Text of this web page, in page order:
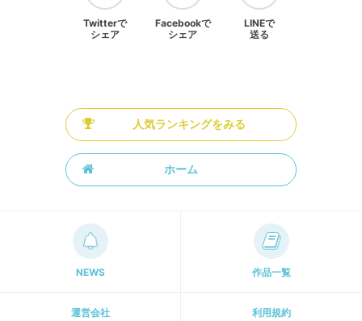
Twitterで
シェア
Facebookで
シェア
LINEで
送る
人気ランキングをみる
ホーム
NEWS 作品一覧
運営会社 利用規約